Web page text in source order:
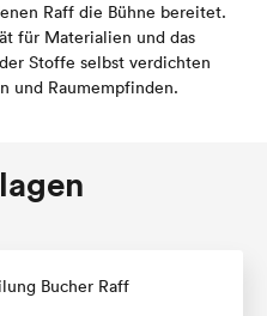
Raff die Bühne bereitet.
für Materialien und das
Stoffe selbst verdichten
und Raumempfinden.
Bucher Raff